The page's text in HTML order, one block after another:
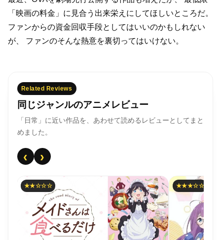
「映画の料金」に見合う出来栄えにしてほしいところだ。
ファンからの資金回収手段としてはいいのかもしれない
が、
ファンのそんな熱意を裏切ってはいけない。
Related Reviews
同じジャンルのアニメレビュー
「日常」に近い作品を、あわせて読めるレビューとしてまと
めました。
‹ ›
★★☆☆☆ ★★★☆☆